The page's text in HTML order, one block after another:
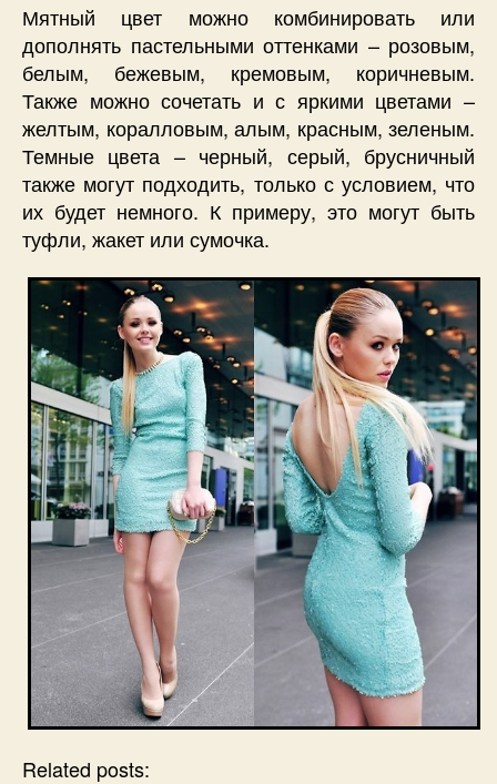
Мятный цвет можно комбинировать или
дополнять пастельными оттенками – розовым,
белым, бежевым, кремовым, коричневым.
Также можно сочетать и с яркими цветами –
желтым, коралловым, алым, красным, зеленым.
Темные цвета – черный, серый, брусничный
также могут подходить, только с условием, что
их будет немного. К примеру, это могут быть
туфли, жакет или сумочка.
Related posts: